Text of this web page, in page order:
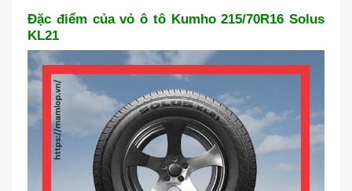
Đặc điểm của vỏ ô tô Kumho 215/70R16 Solus
KL21